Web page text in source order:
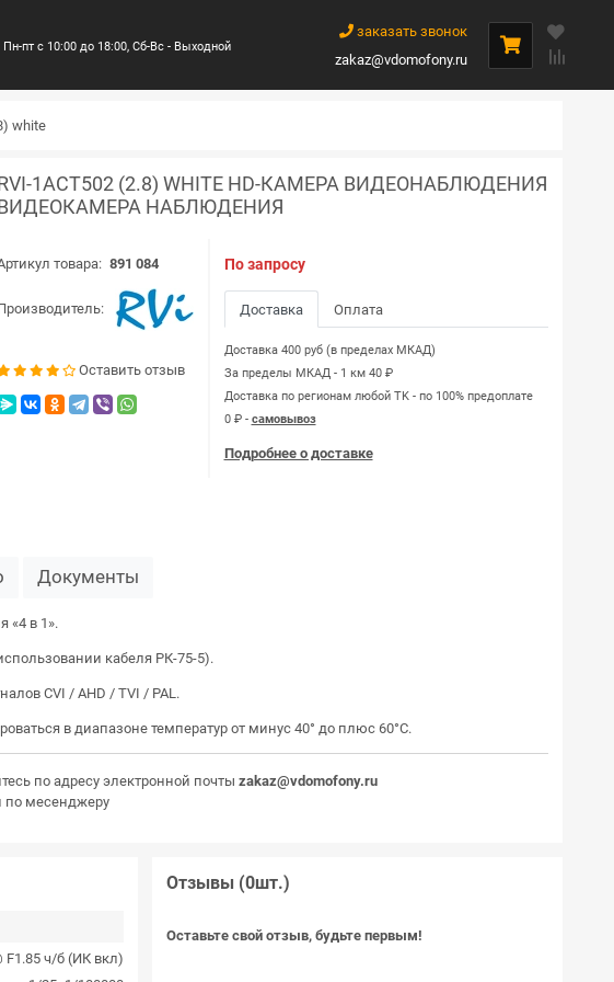
Пн-пт с 10:00 до 18:00, Сб-Вс - Выходной
заказать звонок
zakaz@vdomofony.ru
white
1ACT502 (2.8) WHITE HD-КАМЕРА ВИДЕОНАБЛЮДЕНИЯ
НАБЛЮДЕНИЯ
товара: 891 084
Оставить отзыв
По запросу
Доставка Оплата
Доставка 400 руб (в пределах МКАД)
За пределы МКАД - 1 км 40 ₽
Доставка по регионам любой TK - по 100% предоплате
0 ₽ - самовывоз
Подробнее о доставке
Документы
«4 в 1».
кабеля РК-75-5).
CVI / AHD / TVI / PAL.
в диапазоне температур от минус 40° до плюс 60°С.
по адресу электронной почты zakaz@vdomofony.ru
по месенджеру
F1.85 ч/б (ИК вкл)
Отзывы (0шт.)
Оставьте свой отзыв, будьте первым!